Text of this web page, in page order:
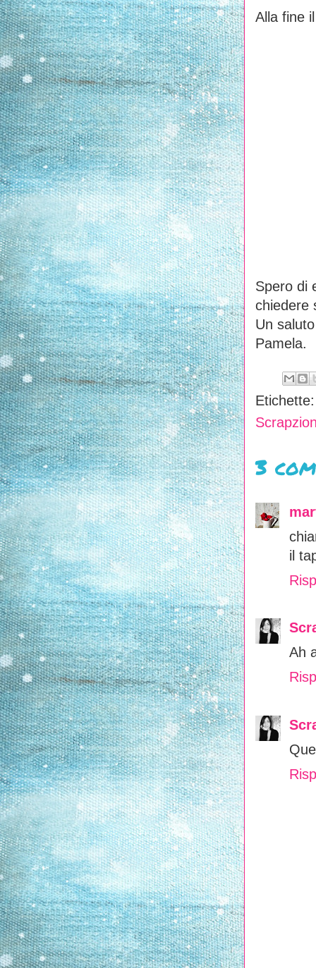
Alla fine
Spero di
chiedere
Un
Pamela.
3
il
Ah